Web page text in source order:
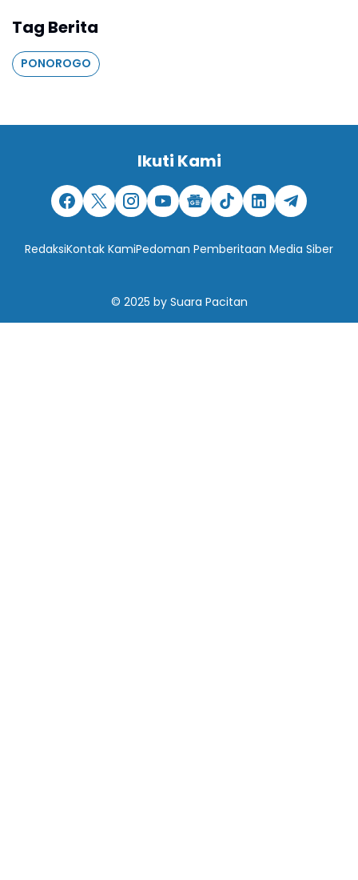
Tag Berita
PONOROGO
Ikuti Kami
RedaksiKontak KamiPedoman Pemberitaan Media Siber
© 2025 by Suara Pacitan